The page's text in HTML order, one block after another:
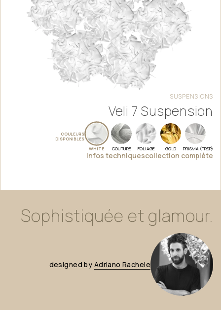
SUSPENSIONS
Veli 7 Suspension
COULEURS
DISPONIBLES
WHITE COUTURE FOLIAGE GOLD PRISMA (TRSP)
infos techniquescollection complète
Sophistiquée et glamour.
designed by Adriano Rachele